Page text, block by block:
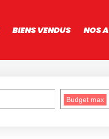
BIENS VENDUS NOS
Budget max